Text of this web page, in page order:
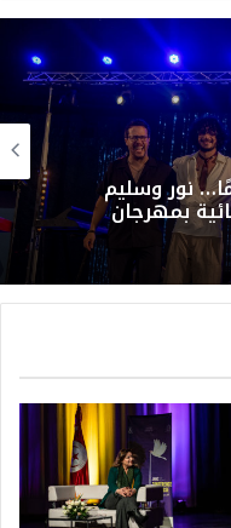
دام أكثر من 15 عامًا… نور وسليم
بمهرجان